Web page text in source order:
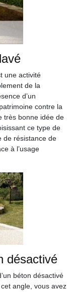
une activité
de la
d’un
contre la
très bonne idée de
ce type de
de résistance de
à l’usage
désactivé
béton désactivé
angle, vous avez